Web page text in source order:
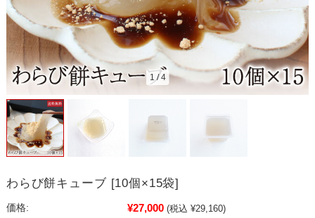
1/4
わらび餅キューブ [10個×15袋]
価格: ¥27,000 (税込 ¥29,160)